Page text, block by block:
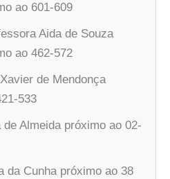
ao 601-609
Aida de Souza
ao 462-572
de Mendonça
533
de Almeida próximo ao 02-
da Cunha próximo ao 38